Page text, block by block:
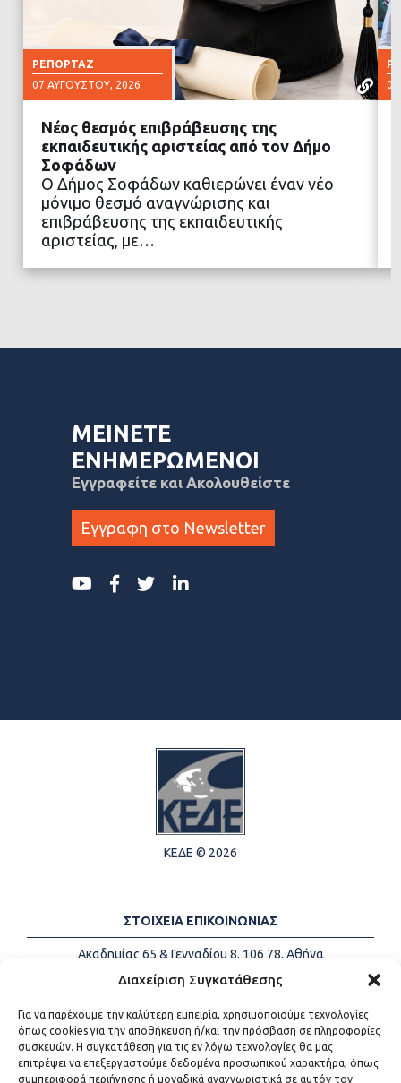
Διαχείριση Συγκατάθεσης
Για να παρέχουμε την καλύτερη εμπειρία, χρησιμοποιούμε τεχνολογίες
όπως cookies για την αποθήκευση ή/και την πρόσβαση σε πληροφορίες
συσκευών. Η συγκατάθεση για τις εν λόγω τεχνολογίες θα μας
επιτρέψει να επεξεργαστούμε δεδομένα προσωπικού χαρακτήρα, όπως
συμπεριφορά περιήγησης ή μοναδικά αναγνωριστικά σε αυτόν τον
ΡΕΠΟΡΤΆΖ
07 ΑΥΓΟΎΣΤΟΥ, 2026
ΔΙΑΒΑΣΤΕ ΠΕΡΙΣΣΟΤΕΡΑ
Νέος θεσμός επιβράβευσης της
εκπαιδευτικής αριστείας από τον Δήμο
Σοφάδων
Ο Δήμος Σοφάδων καθιερώνει έναν νέο
μόνιμο θεσμό αναγνώρισης και
επιβράβευσης της εκπαιδευτικής
αριστείας, με…
ΜΕΙΝΕΤΕ
ΕΝΗΜΕΡΩΜΕΝΟΙ
Εγγραφείτε και Ακολουθείστε
Εγγραφη στο Newsletter
ΚΕΔΕ © 2026
ΣΤΟΙΧΕΙΑ ΕΠΙΚΟΙΝΩΝΙΑΣ
Ακαδημίας 65 & Γενναδίου 8, 106 78, Αθήνα
Τηλέφωνα:
+30 213-2147500
Email:
info@kede.gr
ΧΡΗΣΙΜΟΙ ΣΥΝΔΕΣΜΟΙ